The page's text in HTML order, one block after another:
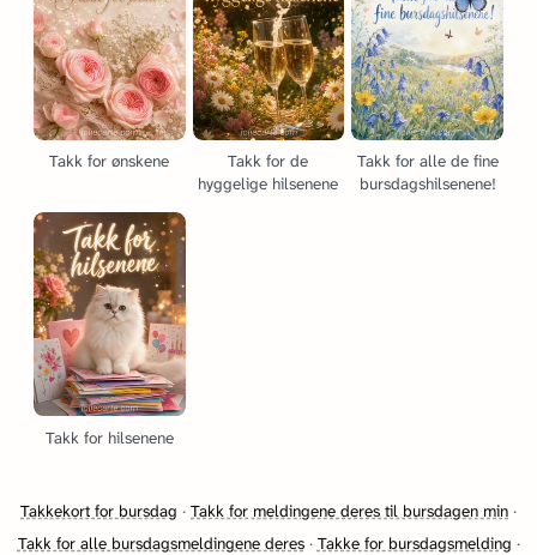
Takk for ønskene
Takk for de
hyggelige hilsenene
Takk for alle de fine
bursdagshilsenene!
Takk for hilsenene
Takkekort for bursdag · Takk for meldingene deres til bursdagen min ·
Takk for alle bursdagsmeldingene deres· Takke for bursdagsmelding ·